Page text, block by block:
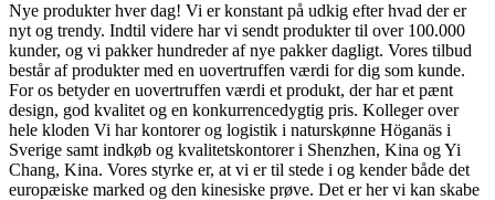
Nye produkter hver dag! Vi er konstant på udkig efter hvad der er
nyt og trendy. Indtil videre har vi sendt produkter til over 100.000
kunder, og vi pakker hundreder af nye pakker dagligt. Vores tilbud
består af produkter med en uovertruffen værdi for dig som kunde.
For os betyder en uovertruffen værdi et produkt, der har et pænt
design, god kvalitet og en konkurrencedygtig pris. Kolleger over
hele kloden Vi har kontorer og logistik i naturskønne Höganäs i
Sverige samt indkøb og kvalitetskontorer i Shenzhen, Kina og Yi
Chang, Kina. Vores styrke er, at vi er til stede i og kender både det
europæiske marked og den kinesiske prøve. Det er her vi kan skabe